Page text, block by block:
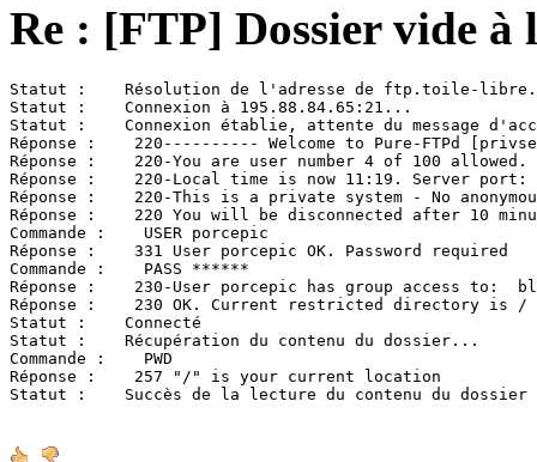
Re : [FTP] Dossier vide à
Statut :    Résolution de l'adresse de ftp.toile-
Statut :    Connexion à 195.88.84.65:21...
Statut :    Connexion établie, attente du message
Réponse :    220---------- Welcome to Pure-FTPd
Réponse :    220-You are user number 4 of 100 allowed.
Réponse :    220-Local time is now 11:19. Server port:
Réponse :    220-This is a private system - No
Réponse :    220 You will be disconnected after 10
Commande :    USER porcepic
Réponse :    331 User porcepic OK. Password required
Commande :    PASS ******
Réponse :    230-User porcepic has group access
Réponse :    230 OK. Current restricted directory is /
Statut :    Connecté
Statut :    Récupération du contenu du dossier...
Commande :    PWD
Réponse :    257 "/" is your current location
Statut :    Succès de la lecture du contenu du dossier